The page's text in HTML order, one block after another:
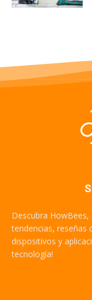
Descubra
tendencias, reseñas
dispositivos y
tecnología!